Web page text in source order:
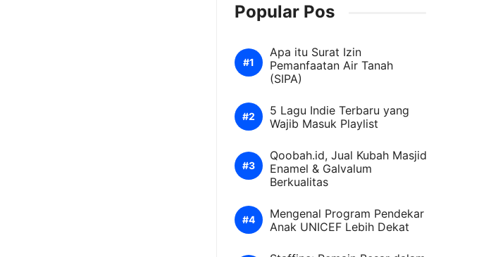
Popular Pos
Apa itu Surat Izin
Pemanfaatan Air Tanah
(SIPA)
5 Lagu Indie Terbaru yang
Wajib Masuk Playlist
Qoobah.id, Jual Kubah Masjid
Enamel & Galvalum
Berkualitas
Mengenal Program Pendekar
Anak UNICEF Lebih Dekat